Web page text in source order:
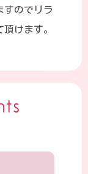
すのでリラ
けます。